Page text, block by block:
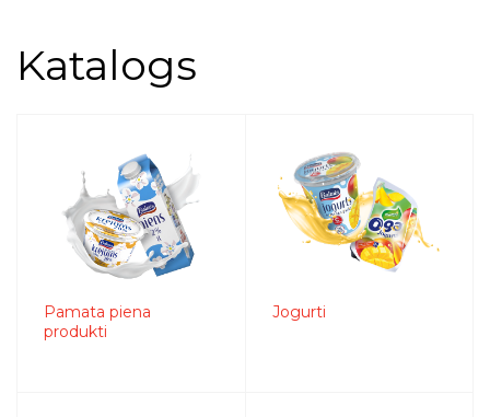
Katalogs
Pamata piena
produkti
Jogurti